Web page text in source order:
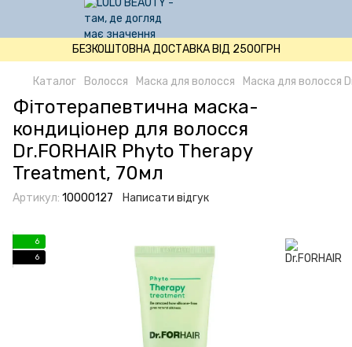
БЕЗКОШТОВНА ДОСТАВКА ВІД 2500ГРН
Каталог Волосся Маска для волосся Маска для волосся
Фітотерапевтична маска-
кондиціонер для волосся
Dr.FORHAIR Phyto Therapy
Treatment, 70мл
Артикул: 10000127 Написати відгук
6
6